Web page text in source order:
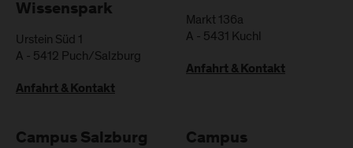
Wissenspark
Urstein Süd 1
A - 5412 Puch/Salzburg
Anfahrt & Kontakt
Markt 136a
A - 5431 Kuchl
Anfahrt & Kontakt
Campus Salzburg
Campus